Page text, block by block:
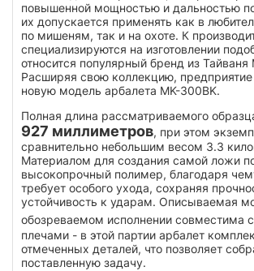
повышенной мощностью и дальностью
их допускается применять как в
по мишеням, так и на охоте. К
специализируются на изготовлении
относится популярный бренд из Тайваня
Расширяя свою коллекцию,
новую модель арбалета MK-300BK.
Полная длина рассматриваемого
927 миллиметров, при этом
сравнительно небольшим весом 3.3
Материалом для создания самой ложи
высокопрочный полимер, благодаря
требует особого ухода, сохраняя
устойчивость к ударам. Описываемая
обозреваемом исполнении совместима с
плечами - в этой партии арбалет
отмеченных деталей, что позволяет
поставленную задачу.